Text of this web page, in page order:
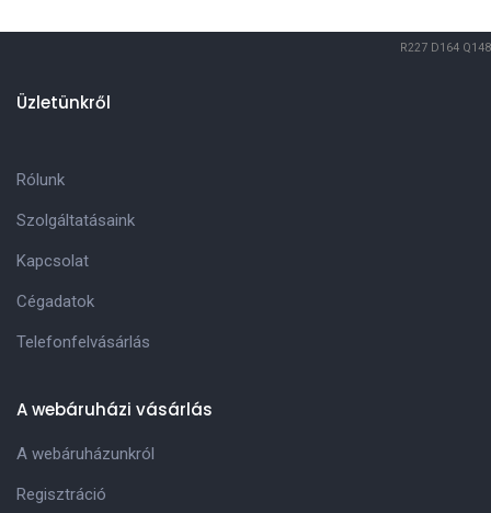
R227 D164 Q148
Üzletünkről
Rólunk
Szolgáltatásaink
Kapcsolat
Cégadatok
Telefonfelvásárlás
A webáruházi vásárlás
A webáruházunkról
Regisztráció